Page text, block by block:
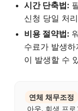
시간 단축법:
신청 당일 처
비용 절약법:
수료가 발생
이 발생할 수
연체 채무조정
아웃, 회생 프